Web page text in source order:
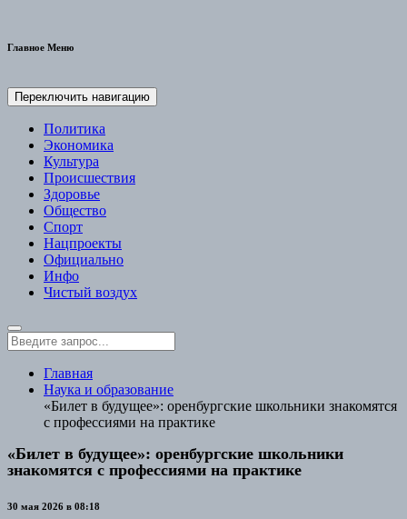
Главное Меню
Переключить навигацию
Политика
Экономика
Культура
Происшествия
Здоровье
Общество
Спорт
Нацпроекты
Официально
Инфо
Чистый воздух
Главная
Наука и образование
«Билет в будущее»: оренбургские школьники знакомятся
с профессиями на практике
«Билет в будущее»: оренбургские школьники
знакомятся с профессиями на практике
30 мая 2026 в 08:18